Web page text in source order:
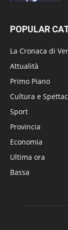
POPULAR
La Cronaca di
Attualità
Primo Piano
Cultura e
Sport
Provincia
Economia
Ultima ora
Bassa